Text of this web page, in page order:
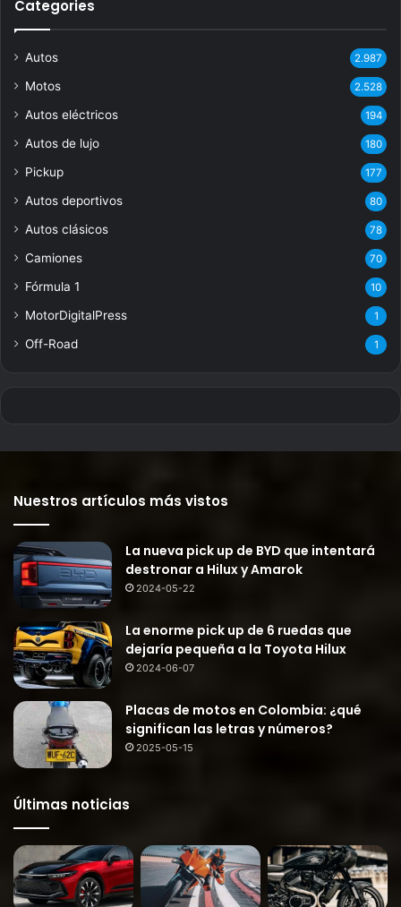
Categories
Autos 2.987
Motos 2.528
Autos eléctricos 194
Autos de lujo 180
Pickup 177
Autos deportivos 80
Autos clásicos 78
Camiones 70
Fórmula 1 10
MotorDigitalPress 1
Off-Road 1
Nuestros artículos más vistos
La nueva pick up de BYD que intentará
destronar a Hilux y Amarok
2024-05-22
La enorme pick up de 6 ruedas que
dejaría pequeña a la Toyota Hilux
2024-06-07
Placas de motos en Colombia: ¿qué
significan las letras y números?
2025-05-15
Últimas noticias